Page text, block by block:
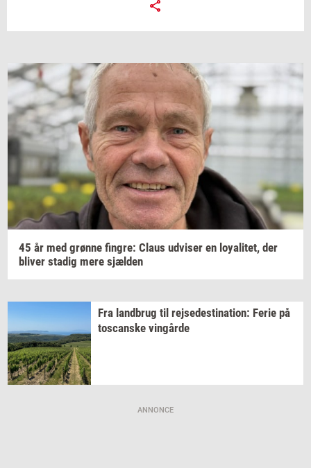
45 år med grøn­ne fin­gre: Claus ud­vi­ser en loy­a­li­tet, der
bli­ver sta­dig mere sjæl­den
Fra land­brug til rej­se­desti­na­tion: Ferie på
toscan­ske vin­går­de
ANNONCE